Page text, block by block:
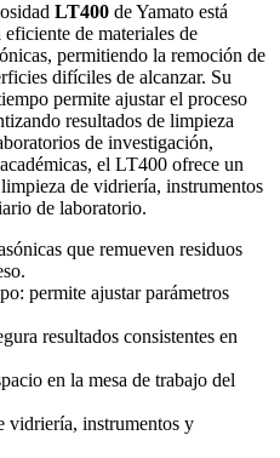
LT400 de Yamato está
de materiales de
permitiendo la remoción de
difíciles de alcanzar. Su
permite ajustar el proceso
resultados de limpieza
de investigación,
el LT400 ofrece un
de vidriería, instrumentos
de laboratorio.
que remueven residuos
permite ajustar parámetros
resultados consistentes en
en la mesa de trabajo del
vidriería, instrumentos y